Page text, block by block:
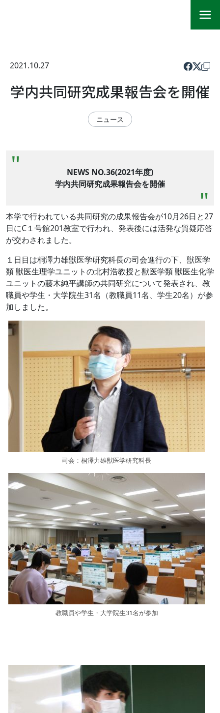
2021.10.27
学内共同研究成果報告会を開催
ニュース
NEWS NO.36(2021年度)
学内共同研究成果報告会を開催
本学で行われている共同研究の成果報告会が10月26日と27
日にC１号館201教室で行われ、発表後には活発な質疑応答
が交わされました。
１日目は桐澤力雄獣医学研究科長の司会進行の下、獣医学
類 獣医生理学ユニットの北村浩教授と獣医学類 獣医生化学
ユニットの藤木純平講師の共同研究について発表され、教
職員や学生・大学院生31名（教職員11名、学生20名）が参
加しました。
司会：桐澤力雄獣医学研究科長
教職員や学生・大学院生31名が参加